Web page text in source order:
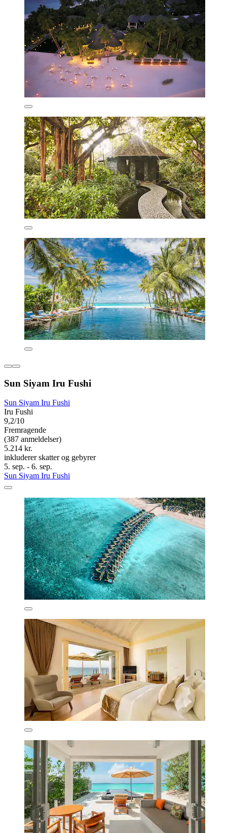
Sun Siyam Iru Fushi
Sun Siyam Iru Fushi
Iru Fushi
9,2/10
Fremragende
(387 anmeldelser)
5.214 kr.
inkluderer skatter og gebyrer
5. sep. - 6. sep.
Sun Siyam Iru Fushi